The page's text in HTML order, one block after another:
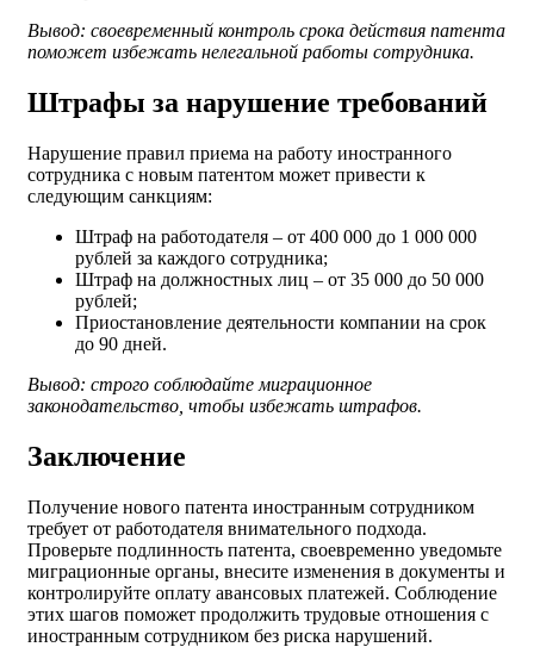
Вывод: своевременный контроль срока действия патента
поможет избежать нелегальной работы сотрудника.
Штрафы за нарушение требований
Нарушение правил приема на работу иностранного
сотрудника с новым патентом может привести к
следующим санкциям:
Штраф на работодателя – от 400 000 до 1 000 000
рублей за каждого сотрудника;
Штраф на должностных лиц – от 35 000 до 50 000
рублей;
Приостановление деятельности компании на срок
до 90 дней.
Вывод: строго соблюдайте миграционное
законодательство, чтобы избежать штрафов.
Заключение
Получение нового патента иностранным сотрудником
требует от работодателя внимательного подхода.
Проверьте подлинность патента, своевременно уведомьте
миграционные органы, внесите изменения в документы и
контролируйте оплату авансовых платежей. Соблюдение
этих шагов поможет продолжить трудовые отношения с
иностранным сотрудником без риска нарушений.